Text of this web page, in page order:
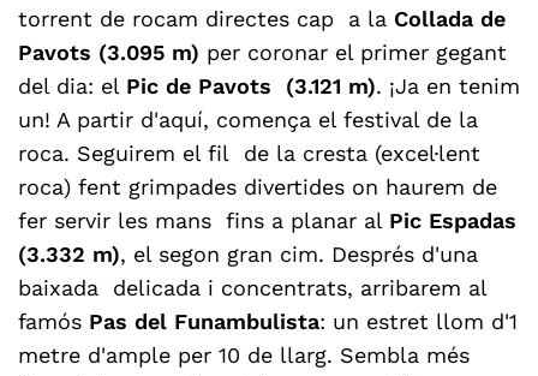
torrent de rocam directes cap a la Collada de
Pavots (3.095 m) per coronar el primer gegant
del dia: el Pic de Pavots (3.121 m). ¡Ja en tenim
un! A partir d'aquí, comença el festival de la
roca. Seguirem el fil de la cresta (excel·lent
roca) fent grimpades divertides on haurem de
fer servir les mans fins a planar al Pic Espadas
(3.332 m), el segon gran cim. Després d'una
baixada delicada i concentrats, arribarem al
famós Pas del Funambulista: un estret llom d'1
metre d'ample per 10 de llarg. Sembla més